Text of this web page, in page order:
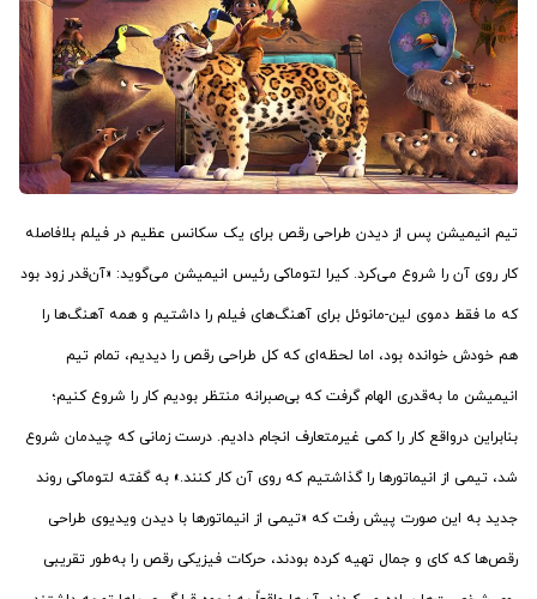
تیم انیمیشن پس از دیدن طراحی رقص برای یک سکانس عظیم در فیلم بلافاصله
کار روی آن را شروع می‌کرد. کیرا لتوماکی رئیس انیمیشن می‌گوید: «آن‌قدر زود بود
که ما فقط دموی لین-مانوئل برای آهنگ‌های فیلم را داشتیم و همه آهنگ‌ها را
هم خودش خوانده بود، اما لحظه‌ای که کل طراحی رقص را دیدیم، تمام تیم
انیمیشن ما به‌قدری الهام گرفت که بی‌صبرانه منتظر بودیم کار را شروع کنیم؛
بنابراین درواقع کار را کمی غیرمتعارف انجام دادیم. درست زمانی که چیدمان شروع
شد، تیمی از انیماتورها را گذاشتیم که روی آن کار کنند.» به گفته لتوماکی روند
جدید به این صورت پیش رفت که «تیمی از انیماتورها با دیدن ویدیوی طراحی
رقص‌ها که کای و جمال تهیه کرده‌ بودند، حرکات فیزیکی رقص را به‌طور تقریبی